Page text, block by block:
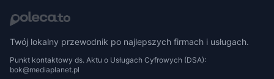
Twój lokalny przewodnik po najlepszych firmach i usługach.
Punkt kontaktowy ds. Aktu o Usługach Cyfrowych (DSA):
bok@mediaplanet.pl